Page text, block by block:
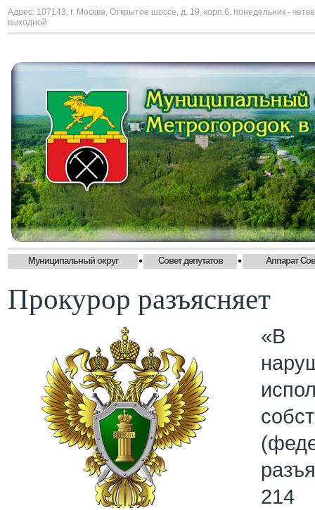
Адрес: 107143, г. Москва, Открытое шоссе, д. 19, корп.6, понедельник -
выходной
Муниципальный округ • Совет депутатов • Аппарат
Прокурор разъясняет
«В